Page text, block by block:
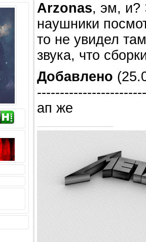
Arzonas, эм, и?
наушники
то не увидел
звука, что
Добавлено
ап же